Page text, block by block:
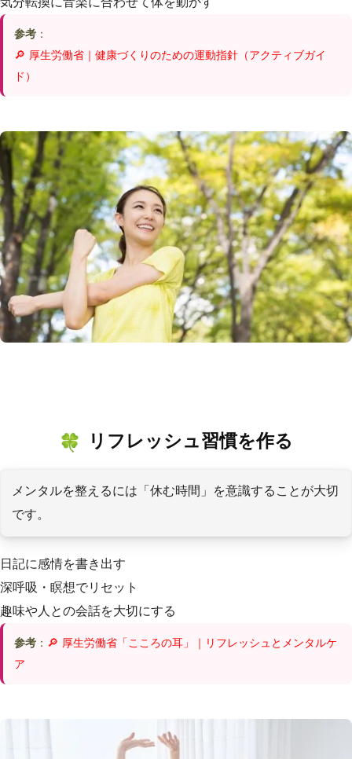
参考 ：
🔎 厚生労働省｜健康づくりのための運動指針（アクティブガイ
ド）
リフレッシュ習慣を作る
メンタルを整えるには「休む時間」を意識することが大切
です。
日記に感情を書き出す
深呼吸・瞑想でリセット
趣味や人との会話を大切にする
参考 ： 🔎 厚生労働省「こころの耳」｜リフレッシュとメンタルケ
ア